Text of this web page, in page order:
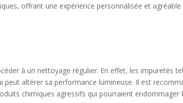
offrant une expérience personnalisée et agréable
à un nettoyage régulier. En effet, les impuretés
peut altérer sa performance lumineuse. Il est
chimiques agressifs qui pourraient endommager